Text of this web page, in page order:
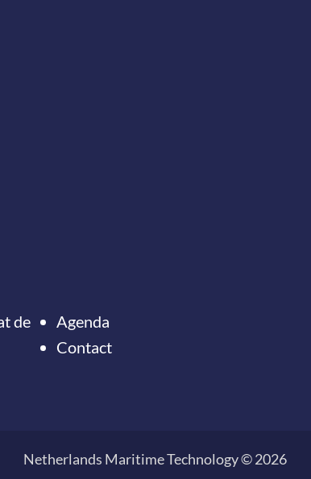
de
Agenda
Contact
Netherlands Maritime Technology © 2026
ontvangen?